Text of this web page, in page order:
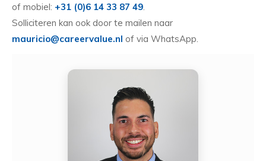
of mobiel: +31 (0)6 14 33 87 49
Solliciteren kan ook door te mailen naar
mauricio@careervalue.nl of via WhatsApp.